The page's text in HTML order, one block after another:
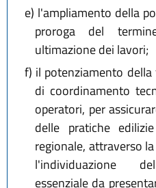
e) l'ampliamento della
proroga del
ultimazione dei lavori;
f) il potenziamento
di coordinamento
operatori, per
delle pratiche
regionale, attraverso
l'individuazione
essenziale da